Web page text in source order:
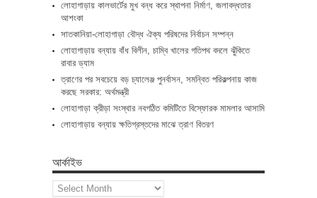
লোহাগাড়ায় কালভার্টের মুখ বন্ধ করে স্থাপনা নির্মাণ, জলাবদ্ধতার
আশংকা
সাতকানিয়া-লোহাগাড়া বৌদ্ধ ঐক্য পরিষদের নির্বাচন সম্পন্ন
লোহাগাড়ায় বন্যায় বাঁধ বিলীন, চাম্বি খালের গতিপথ বদলে ঝুঁকিতে
রাবার ড্যাম
ত্রাণের পর সবচেয়ে বড় চ্যালেঞ্জ পুনর্বাসন, সমন্বিত পরিকল্পনায় কাজ
করছে সরকার: অর্থমন্ত্রী
লোহাগাড়া ক্রীড়া সংস্থার নবগঠিত কমিটিতে বিস্ফোরক মামলার আসামি
লোহাগাড়ায় বন্যায় ক্ষতিগ্রস্তদের মাঝে ত্রাণ বিতরণ
আর্কাইভ
আর্কাইভ